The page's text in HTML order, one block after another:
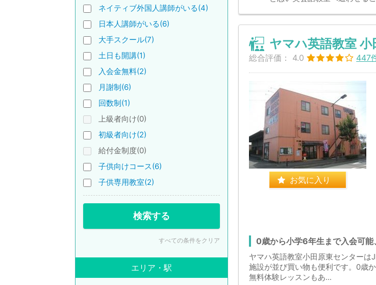
ネイティブ外国人講師がいる(4)
日本人講師がいる(6)
大手スクール(7)
土日も開講(1)
入会金無料(2)
月謝制(6)
回数制(1)
上級者向け(0)
初級者向け(2)
給付金制度(0)
子供向けコース(6)
子供専用教室(2)
検索する
すべての条件をクリア
エリア・駅
ヤマハ英語教室
総合評価： 4.0 447
お気に入り
0歳から小学6年生まで入会可能
ヤマハ英語教室小田原東センターは
施設が並び買い物も便利です。0歳
無料体験レッスンもあ...